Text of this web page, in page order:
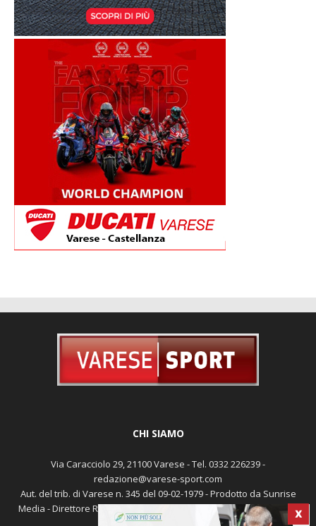
X
CHI SIAMO
Via Caracciolo 29, 21100 Varese - Tel. 0332 226239 -
redazione@varese-sport.com
Aut. del trib. di Varese n. 345 del 09-02-1979 - Prodotto da Sunrise
Media - Direttore Responsabile: Michele Marocco -Cookie policy
Pubblicità